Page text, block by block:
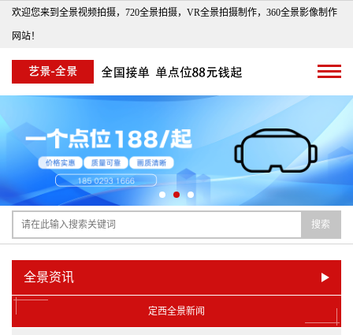
欢迎您来到全景视频拍摄，720全景拍摄，VR全景拍摄制作，360全景影像制作
网站！
搜索
全景资讯
定西全景新闻